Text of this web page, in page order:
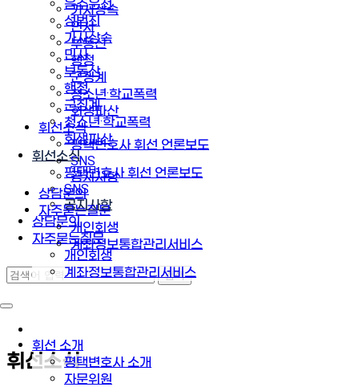
음주운전
성범죄
가사상속
민사
부동산
행정
군징계
청소년·학교폭력
회생파산
휘선소식
평택변호사 휘선 언론보도
SNS
공지사항
상담문의
자주묻는질문
개인회생
계좌정보통합관리서비스
휘선 소개
평택변호사 소개
자문위원
가사상속
민사
부동산
행정
군징계
청소년·학교폭력
회생파산
휘선소식
평택변호사 휘선 언론보도
SNS
공지사항
상담문의
자주묻는질문
개인회생
계좌정보통합관리서비스
휘선소식